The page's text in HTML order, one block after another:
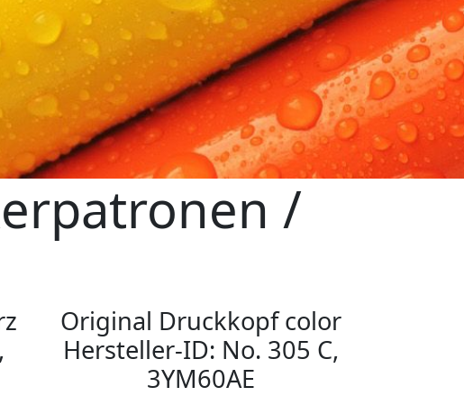
/
Original Druckkopf color
Hersteller-ID: No. 305 C,
3YM60AE